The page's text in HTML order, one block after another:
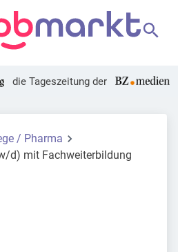
die Tageszeitung der
/ Pharma
d) mit Fachweiterbildung